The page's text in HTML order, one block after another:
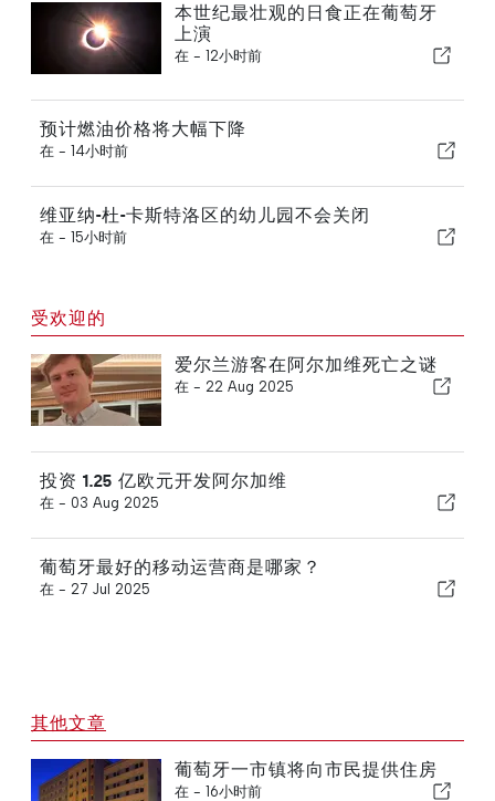
本世纪最壮观的日食正在葡萄牙
上演
在 - 12小时前
预计燃油价格将大幅下降
在 - 14小时前
维亚纳-杜-卡斯特洛区的幼儿园不会关闭
在 - 15小时前
受欢迎的
爱尔兰游客在阿尔加维死亡之谜
在 - 22 Aug 2025
投资 1.25 亿欧元开发阿尔加维
在 - 03 Aug 2025
葡萄牙最好的移动运营商是哪家？
在 - 27 Jul 2025
其他文章
葡萄牙一市镇将向市民提供住房
在 - 16小时前